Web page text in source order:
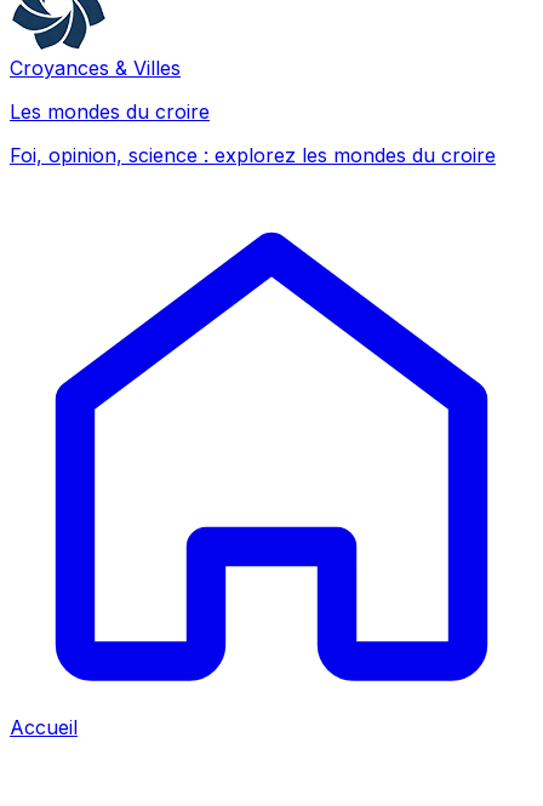
Croyances & Villes
Les mondes du croire
Foi, opinion, science : explorez les mondes du croire
Accueil